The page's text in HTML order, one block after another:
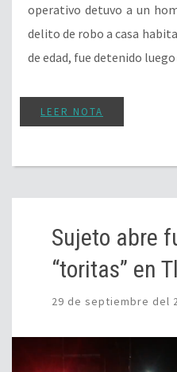
operativo detuvo a un
delito de robo a casa
de edad, fue detenido
LEER NOTA
Sujeto abre
“toritas” en
29 de septiembre del